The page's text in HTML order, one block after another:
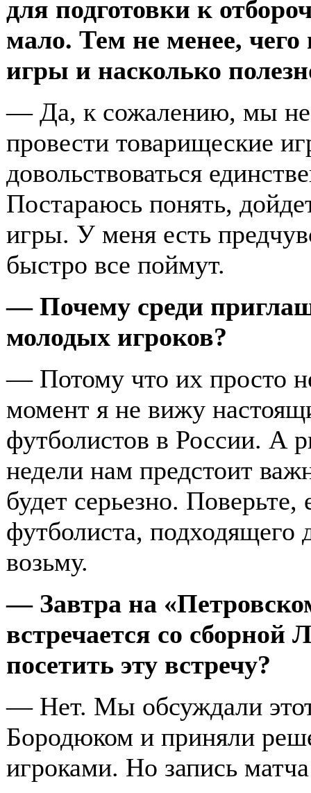
для подготовки к
мало. Тем не менее,
игры и насколько
— Да, к сожалению, мы не
провести товарищеские
довольствоваться
Постараюсь понять,
игры. У меня есть
быстро все поймут.
— Почему среди
молодых игроков?
— Потому что их просто
момент я не вижу
футболистов в России. А
недели нам предстоит
будет серьезно.
футболиста, подходящего
возьму.
— Завтра на
встречается со сборной
посетить эту встречу?
— Нет. Мы обсуждали
Бородюком и приняли
игроками. Но запись